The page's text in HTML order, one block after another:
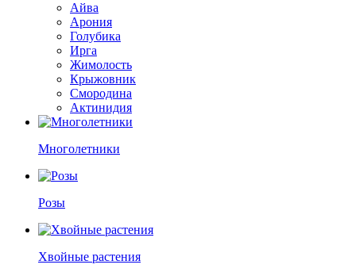
Айва
Арония
Голубика
Ирга
Жимолость
Крыжовник
Смородина
Актинидия
Многолетники
Розы
Хвойные растения